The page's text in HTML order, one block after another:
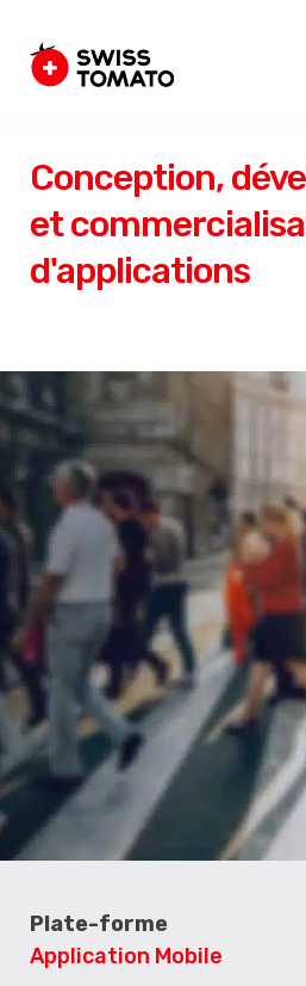
Conception,
et
d'applications
Plate-forme
Application Mobile